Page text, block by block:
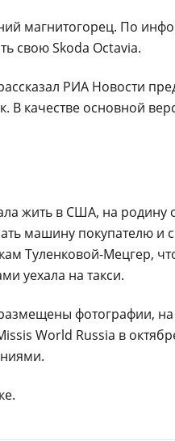
магнитогорец. По
свою Skoda Octavia.
РИА Новости
В качестве основной
жить в США, на родину
машину покупателю и с
Туленковой-Мецгер,
уехала на такси.
фотографии,
World Russia в